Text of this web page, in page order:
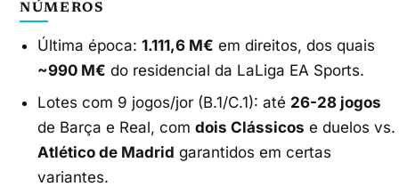
NÚMEROS
Última época:1.111,6 M€ em direitos, dos quais
~990 M€ do residencial da LaLiga EA Sports.
Lotes com 9 jogos/jor (B.1/C.1): até 26-28 jogos
de Barça e Real, comdois Clássicos e duelos vs.
Atlético de Madrid garantidos em certas
variantes.